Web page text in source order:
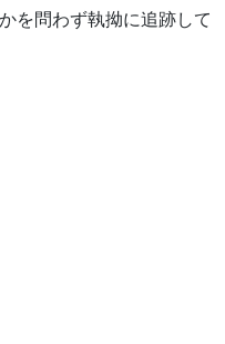
を問わず執拗に追跡して